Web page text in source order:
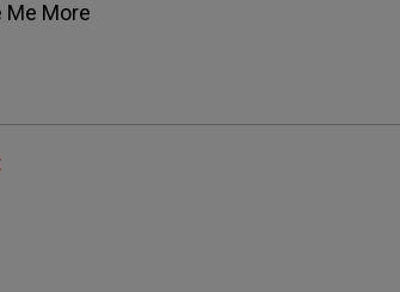
Me More